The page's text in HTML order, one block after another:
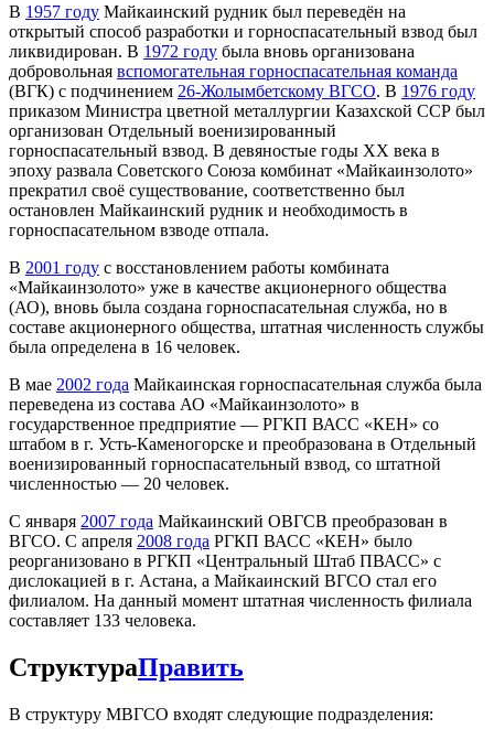
В 1957 году Майкаинский рудник был переведён на
открытый способ разработки и горноспасательный взвод был
ликвидирован. В 1972 году была вновь организована
добровольная вспомогательная горноспасательная команда
(ВГК) с подчинением 26-Жолымбетскому ВГСО. В 1976 году
приказом Министра цветной металлургии Казахской ССР был
организован Отдельный военизированный
горноспасательный взвод. В девяностые годы XX века в
эпоху развала Советского Союза комбинат «Майкаинзолото»
прекратил своё существование, соответственно был
остановлен Майкаинский рудник и необходимость в
горноспасательном взводе отпала.
В 2001 году с восстановлением работы комбината
«Майкаинзолото» уже в качестве акционерного общества
(АО), вновь была создана горноспасательная служба, но в
составе акционерного общества, штатная численность службы
была определена в 16 человек.
В мае 2002 года Майкаинская горноспасательная служба была
переведена из состава АО «Майкаинзолото» в
государственное предприятие — РГКП ВАСС «КЕН» со
штабом в г. Усть-Каменогорске и преобразована в Отдельный
военизированный горноспасательный взвод, со штатной
численностью — 20 человек.
С января 2007 года Майкаинский ОВГСВ преобразован в
ВГСО. С апреля 2008 года РГКП ВАСС «КЕН» было
реорганизовано в РГКП «Центральный Штаб ПВАСС» с
дислокацией в г. Астана, а Майкаинский ВГСО стал его
филиалом. На данный момент штатная численность филиала
составляет 133 человека.
СтруктураПравить
В структуру МВГСО входят следующие подразделения: